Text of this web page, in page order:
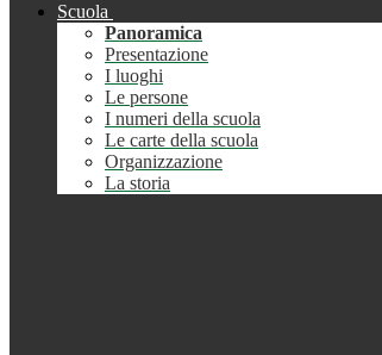
Scuola
Panoramica
Presentazione
I luoghi
Le persone
I numeri della scuola
Le carte della scuola
Organizzazione
La storia